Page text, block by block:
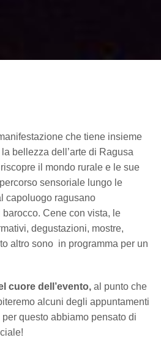
che tiene insieme
bellezza dell’arte di Ragusa
il mondo rurale e le sue
sensoriale lungo le
capoluogo ragusano
Cene con vista, le
degustazioni, mostre,
altro sono in programma per un
cuore dell’evento, al punto che
alcuni degli appuntamenti
questo abbiamo pensato di